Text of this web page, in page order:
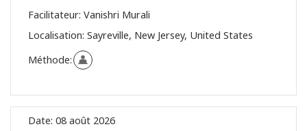
Facilitateur: Vanishri Murali
Localisation: Sayreville, New Jersey, United States
Méthode:
Date: 08 août 2026